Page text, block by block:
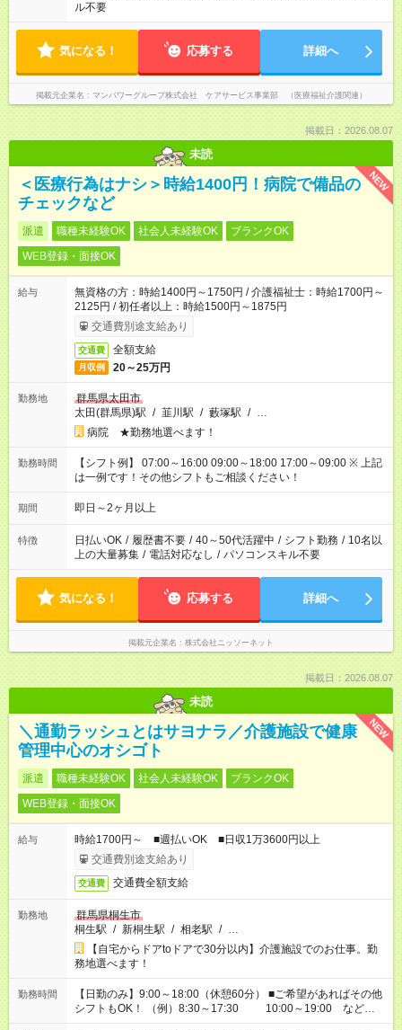
ル不要
気になる！ 応募する 詳細へ
掲載元企業名 マンパワーグループ株式会社 ケアサービス事業部 （医療福祉介護関連）
掲載日：2026.08.07
未読
NEW
＜医療行為はナシ＞時給1400円！病院で備品の
チェックなど
派遣 職種未経験OK 社会人未経験OK
ブランクOK
WEB登録・面接OK
給与
無資格の方：時給1400円～1750円 / 介護福祉士：時給1700円～
2125円 / 初任者以上：時給1500円～1875円
交通費別途支給あり
交通費 全額支給
月収例 20～25万円
勤務地
群馬県太田市
太田(群馬県)駅 / 韮川駅 / 藪塚駅 / …
病院 ★勤務地選べます！
勤務時間
【シフト例】 07:00～16:00 09:00～18:00 17:00～09:00 ※ 上記
は一例です！その他シフトもご相談ください！
期間 即日～2ヶ月以上
特徴 日払いOK / 履歴書不要 / 40～50代活躍中 / シフト勤務 / 10名以
上の大量募集 / 電話対応なし / パソコンスキル不要
気になる！ 応募する 詳細へ
掲載元企業名 株式会社ニッソーネット
掲載日：2026.08.07
未読
NEW
＼通勤ラッシュとはサヨナラ／介護施設で健康
管理中心のオシゴト
派遣 職種未経験OK 社会人未経験OK
ブランクOK
WEB登録・面接OK
給与
時給1700円～ ■週払いOK ■日収1万3600円以上
交通費別途支給あり
交通費 交通費全額支給
勤務地
群馬県桐生市
桐生駅 / 新桐生駅 / 相老駅 / …
【自宅からドアtoドアで30分以内】介護施設でのお仕事。勤
務地選べます！
勤務時間
【日勤のみ】9:00～18:00（休憩60分） ■ご希望があればその他
シフトもOK！ （例）8:30～17:30 10:00～19:00 など
「家族とお休みを合わせたい」 「余裕を持って夕飯の準備がし